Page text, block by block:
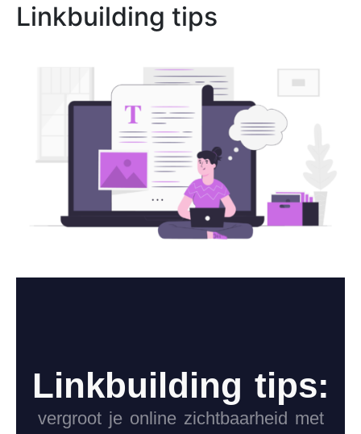
Linkbuilding tips
Linkbuilding tips:
vergroot je online zichtbaarheid met